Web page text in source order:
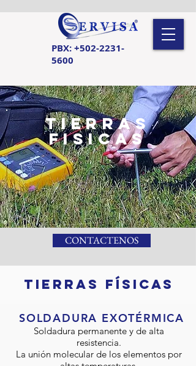
PBX:+502-2231-
5600
TIERRAS
FISICAS
CONTACTENOS
TIERRAS FÍSICAS
SOLDADURA EXOTÉRMICA
Soldadura permanente y de alta
resistencia.
La unión molecular de los elementos por